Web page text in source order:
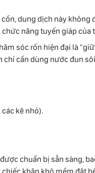
dung dịch này
năng tuyến giáp của
sóc rốn hiện đại là
cần dùng nước đun
kẽ nhỏ).
chuẩn bị sẵn sàng,
khăn khô mềm đặt